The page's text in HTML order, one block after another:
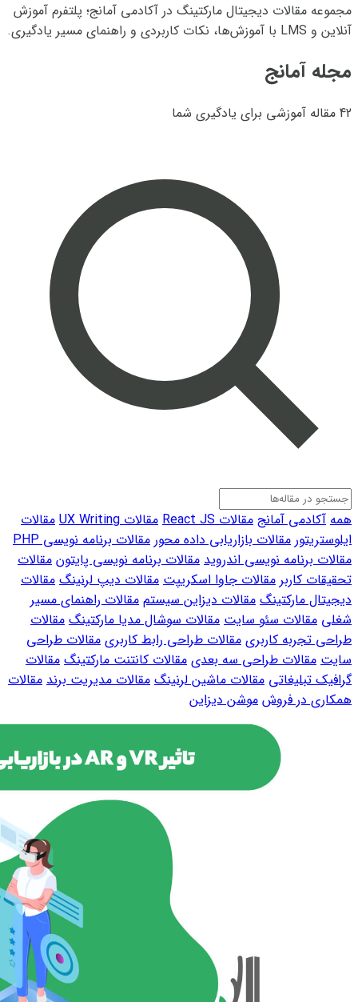
مجموعه مقالات دیجیتال مارکتینگ در آکادمی آمانج؛ پلتفرم آموزش
آنلاین و LMS با آموزش‌ها، نکات کاربردی و راهنمای مسیر یادگیری.
مجله آمانج
42 مقاله آموزشی برای یادگیری شما
همه آکادمی آمانج مقالات React JS مقالات UX Writing
مقالات
ایلوستریتور مقالات بازاریابی داده محور مقالات برنامه نویسی PHP
مقالات برنامه نویسی اندروید مقالات برنامه نویسی پایتون مقالات
تحقیقات کاربر مقالات جاوا اسکریپت مقالات دیپ لرنینگ مقالات
دیجیتال مارکتینگ مقالات دیزاین سیستم مقالات راهنمای مسیر
شغلی مقالات سئو سایت مقالات سوشال مدیا مارکتینگ مقالات
طراحی تجربه کاربری مقالات طراحی رابط کاربری مقالات طراحی
سایت مقالات طراحی سه بعدی مقالات کانتنت مارکتینگ مقالات
گرافیک تبلیغاتی مقالات ماشین لرنینگ مقالات مدیریت برند مقالات
همکاری در فروش موشن دیزاین